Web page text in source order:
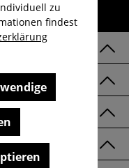
zu
findest